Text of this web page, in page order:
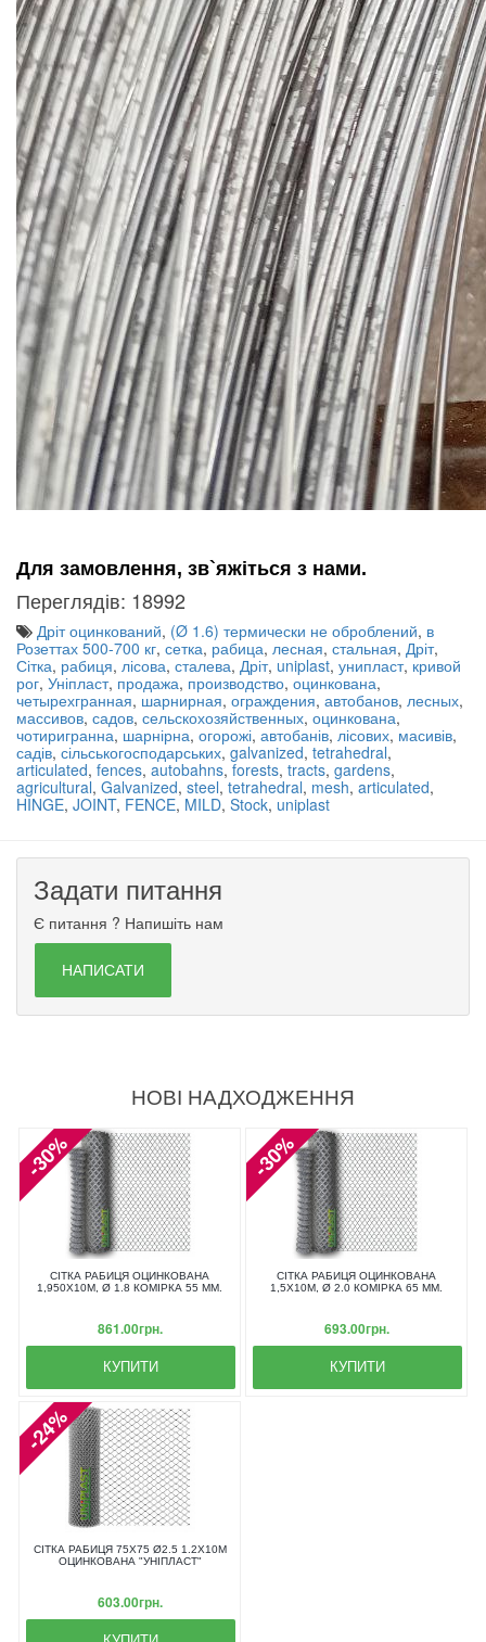
Для замовлення, зв`яжіться з нами.
Переглядів: 18992
Дріт оцинкований, (Ø 1.6) термически не оброблений, в
Розеттах 500-700 кг, сетка, рабица, лесная, стальная, Дріт,
Сітка, рабиця, лісова, сталева, Дріт, uniplast, унипласт, кривой
рог, Уніпласт, продажа, производство, оцинкована,
четырехгранная, шарнирная, ограждения, автобанов, лесных,
массивов, садов, сельскохозяйственных, оцинкована,
чотиригранна, шарнірна, огорожі, автобанів, лісових, масивів,
садів, сільськогосподарських, galvanized, tetrahedral,
articulated, fences, autobahns, forests, tracts, gardens,
agricultural, Galvanized, steel, tetrahedral, mesh, articulated,
HINGE, JOINT, FENCE, MILD, Stock, uniplast
Задати питання
Є питання ? Напишіть нам
НАПИСАТИ
НОВІ НАДХОДЖЕННЯ
-30%
СІТКА РАБИЦЯ ОЦИНКОВАНА
1,950X10М, Ø 1.8 КОМІРКА 55 ММ.
861.00грн.
КУПИТИ
-30%
СІТКА РАБИЦЯ ОЦИНКОВАНА
1,5X10М, Ø 2.0 КОМІРКА 65 ММ.
693.00грн.
КУПИТИ
-24%
СІТКА РАБИЦЯ 75Х75 Ø2.5 1.2Х10М
ОЦИНКОВАНА "УНІПЛАСТ"
603.00грн.